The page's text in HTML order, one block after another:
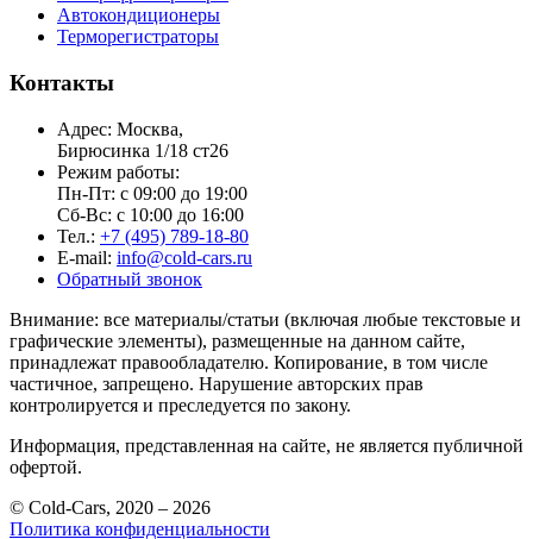
Автокондиционеры
Терморегистраторы
Контакты
Адрес: Москва,
Бирюсинка 1/18 ст26 ​
Режим работы:
Пн-Пт: с 09:00 до 19:00
Сб-Вс: с 10:00 до 16:00
Тел.: +7 (495) 789-18-80
E-mail: info@cold-cars.ru
Обратный звонок
Внимание: все материалы/статьи (включая любые текстовые и
графические элементы), размещенные на данном сайте,
принадлежат правообладателю. Копирование, в том числе
частичное, запрещено. Нарушение авторских прав
контролируется и преследуется по закону.
Информация, представленная на сайте, не является публичной
офертой.
© Cold-Cars, 2020 – 2026
Политика конфиденциальности